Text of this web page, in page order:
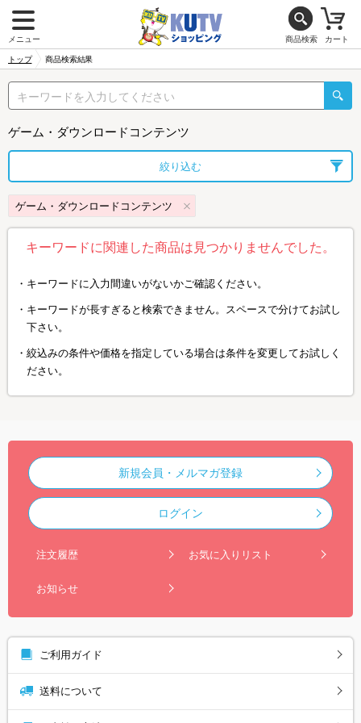
メニュー 商品検索 カート
トップ 商品検索結果
ゲーム・ダウンロードコンテンツ
絞り込む
ゲーム・ダウンロードコンテンツ
キーワードに関連した商品は見つかりませんでした。
キーワードに入力間違いがないかご確認ください。
キーワードが長すぎると検索できません。スペースで分けてお試し
下さい。
絞込みの条件や価格を指定している場合は条件を変更してお試しく
ださい。
新規会員・メルマガ登録
ログイン
注文履歴 お気に入りリスト
お知らせ
ご利用ガイド
送料について